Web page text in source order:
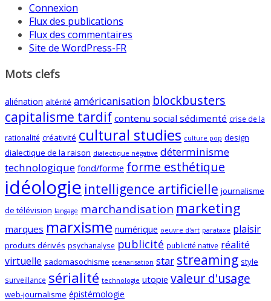
Connexion
Flux des publications
Flux des commentaires
Site de WordPress-FR
Mots clefs
aliénation altérité américanisation blockbusters
capitalisme tardif contenu social sédimenté crise de la
rationalité créativité cultural studies culture pop design
dialectique de la raison dialectique négative déterminisme
technologique fond/forme forme esthétique
idéologie intelligence artificielle journalisme
de télévision langage marchandisation marketing
marques marxisme numérique oeuvre d'art parataxe plaisir
produits dérivés psychanalyse publicité publicité native réalité
virtuelle sadomasochisme scénarisation star streaming style
surveillance sérialité technologie utopie valeur d'usage
web-journalisme épistémologie